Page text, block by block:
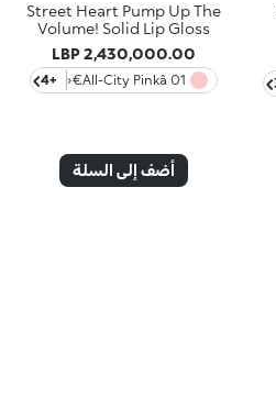
Street Heart Pump Up The
Volume! Solid Lip Gloss
2,430,000.00 LBP
01 All-City Pinkâ€‹
+4
أضف إلى السلة